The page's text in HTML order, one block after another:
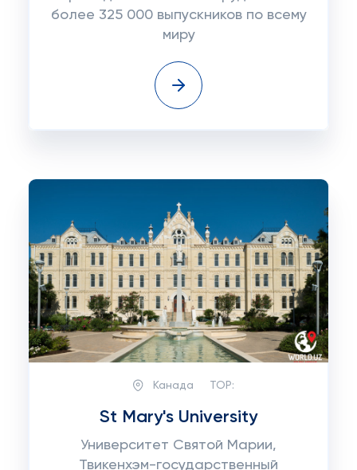
более 325 000 выпускников по всему
миру
Канада TOP:
St Mary's University
Университет Святой Марии,
Твикенхэм-государственный